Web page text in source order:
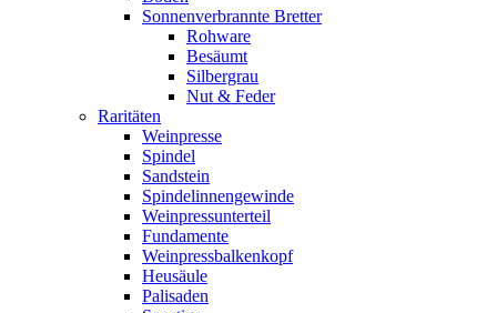
Sonnenverbrannte Bretter
Rohware
Besäumt
Silbergrau
Nut & Feder
Raritäten
Weinpresse
Spindel
Sandstein
Spindelinnengewinde
Weinpressunterteil
Fundamente
Weinpressbalkenkopf
Heusäule
Palisaden